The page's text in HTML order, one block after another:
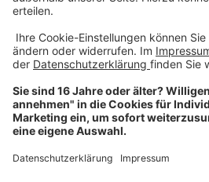
Über uns
Dehner Unternehmen
Jobs bei Dehner